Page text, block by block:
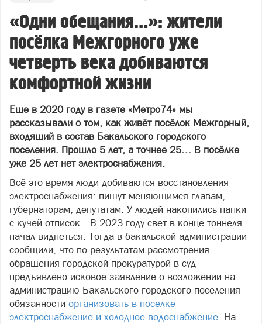
«Одни обещания…»: жители
посёлка Межгорного уже
четверть века добиваются
комфортной жизни
Еще в 2020 году в газете «Метро74» мы
рассказывали о том, как живёт посёлок Межгорный,
входящий в состав Бакальского городского
поселения. Прошло 5 лет, а точнее 25… В посёлке
уже 25 лет нет электроснабжения.
Всё это время люди добиваются восстановления
электроснабжения: пишут меняющимся главам,
губернаторам, депутатам. У людей накопились папки
с кучей отписок…В 2023 году свет в конце тоннеля
начал виднеться. Тогда в бакальской администрации
сообщили, что по результатам рассмотрения
обращения городской прокуратурой в суд
предъявлено исковое заявление о возложении на
администрацию Бакальского городского поселения
обязанности организовать в поселке
электроснабжение и холодное водоснабжение. На